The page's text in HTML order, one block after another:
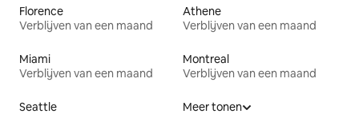
Florence
Verblijven van een maand
Athene
Verblijven van een maand
Miami
Verblijven van een maand
Montreal
Verblijven van een maand
Seattle
Meer tonen